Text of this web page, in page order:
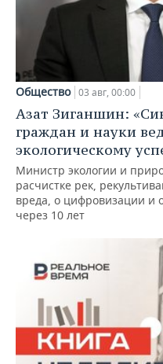
Общество 03 авг, 00:00
Азат Зиганшин:
граждан и науки
экологическому
Министр экологии и
расчистке рек,
вреда, о цифровизации и
через 10 лет